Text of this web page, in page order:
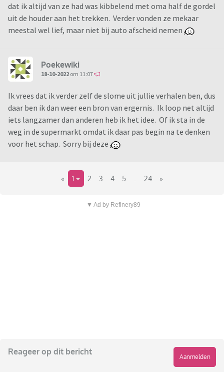
dat ik altijd van ze had was kibbelend met oma half de gordel
uit de houder aan het trekken. Verder vonden ze mekaar
meestal wel lief, maar niet bij auto afscheid nemen
Poekewiki
18-10-2022 om 11:07
Ik vrees dat ik verder zelf de slome uit jullie verhalen ben, dus
daar ben ik dan weer een bron van ergernis. Ik loop net altijd
iets langzamer dan anderen heb ik het idee. Of ik sta in de
weg in de supermarkt omdat ik daar pas begin na te denken
voor het schap. Sorry bij deze
« 1 2 3 4 5 24 »
▼ Ad by Refinery89
Reageer op dit bericht
Aanmelden